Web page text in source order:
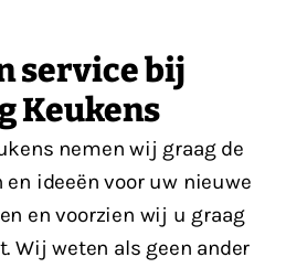
service bij
Keukens
nemen wij graag de
ideeën voor uw nieuwe
en voorzien wij u graag
Wij weten als geen ander